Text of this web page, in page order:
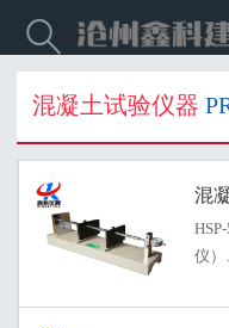

混凝土试验仪器
混
仪）